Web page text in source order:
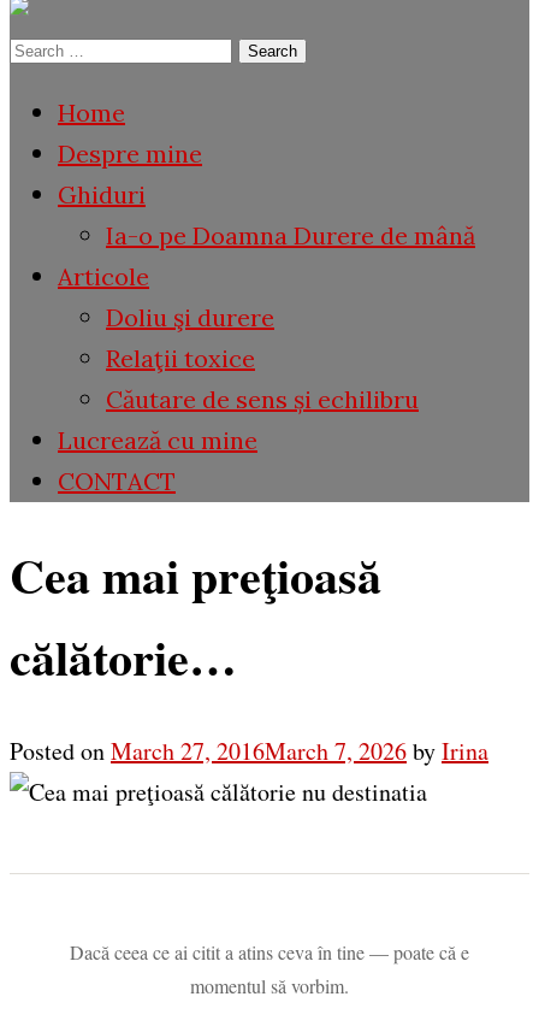
Search
Home
Despre mine
Ghiduri
Ia-o pe Doamna Durere de mână
Articole
Doliu şi durere
Relaţii toxice
Căutare de sens și echilibru
Lucrează cu mine
CONTACT
Cea mai preţioasă
călătorie…
Posted onMarch 27, 2016March 7, 2026byIrina
Dacă ceea ce ai citit a atins ceva în tine — poate că e
momentul să vorbim.